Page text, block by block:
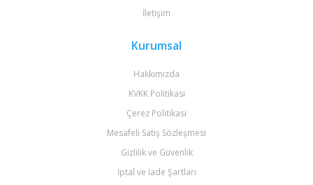
İletişim
Kurumsal
Hakkımızda
KVKK Politikası
Çerez Politikası
Mesafeli Satış Sözleşmesi
Gizlilik ve Güvenlik
İptal ve İade Şartları